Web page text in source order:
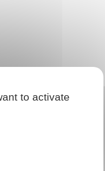
to activate